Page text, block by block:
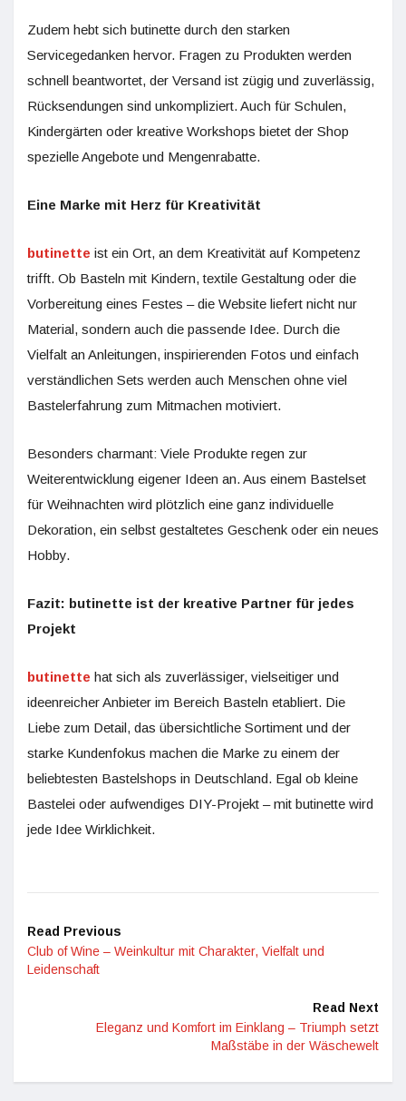
Zudem hebt sich butinette durch den starken
Servicegedanken hervor. Fragen zu Produkten werden
schnell beantwortet, der Versand ist zügig und zuverlässig,
Rücksendungen sind unkompliziert. Auch für Schulen,
Kindergärten oder kreative Workshops bietet der Shop
spezielle Angebote und Mengenrabatte.
Eine Marke mit Herz für Kreativität
butinette ist ein Ort, an dem Kreativität auf Kompetenz
trifft. Ob Basteln mit Kindern, textile Gestaltung oder die
Vorbereitung eines Festes – die Website liefert nicht nur
Material, sondern auch die passende Idee. Durch die
Vielfalt an Anleitungen, inspirierenden Fotos und einfach
verständlichen Sets werden auch Menschen ohne viel
Bastelerfahrung zum Mitmachen motiviert.
Besonders charmant: Viele Produkte regen zur
Weiterentwicklung eigener Ideen an. Aus einem Bastelset
für Weihnachten wird plötzlich eine ganz individuelle
Dekoration, ein selbst gestaltetes Geschenk oder ein neues
Hobby.
Fazit: butinette ist der kreative Partner für jedes
Projekt
butinette hat sich als zuverlässiger, vielseitiger und
ideenreicher Anbieter im Bereich Basteln etabliert. Die
Liebe zum Detail, das übersichtliche Sortiment und der
starke Kundenfokus machen die Marke zu einem der
beliebtesten Bastelshops in Deutschland. Egal ob kleine
Bastelei oder aufwendiges DIY-Projekt – mit butinette wird
jede Idee Wirklichkeit.
Read Previous
Club of Wine – Weinkultur mit Charakter, Vielfalt und
Leidenschaft
Read Next
Eleganz und Komfort im Einklang – Triumph setzt
Maßstäbe in der Wäschewelt